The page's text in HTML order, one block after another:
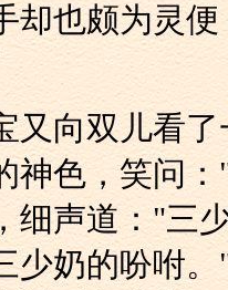
却也颇为灵
双儿看了
神色，笑问
细声道："三
少奶的吩咐